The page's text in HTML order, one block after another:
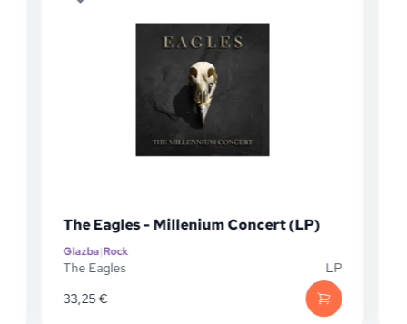
The Eagles - Millenium Concert (LP)
Glazba|Rock
The Eagles
LP
33,25€